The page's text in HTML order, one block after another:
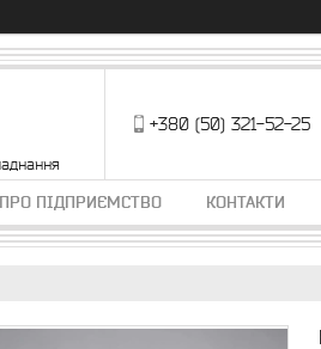
+380 (50) 321-52-25
ПРО ПІДПРИЄМСТВО КОНТАКТИ